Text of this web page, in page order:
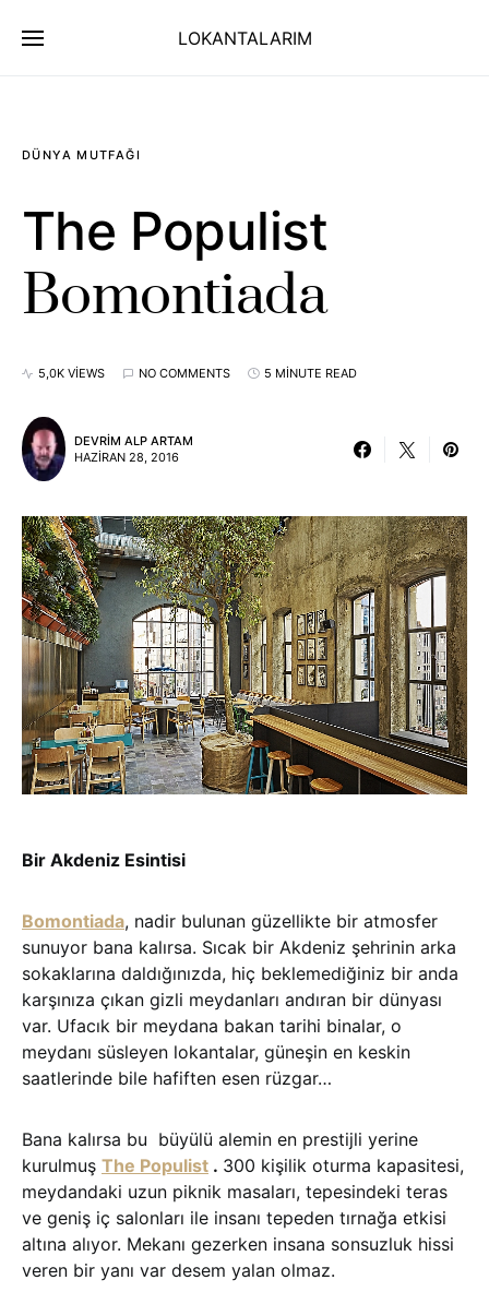
LOKANTALARIM
DÜNYA MUTFAĞI
The Populist
Bomontiada
5,0K VIEWS NO COMMENTS 5 MINUTE READ
DEVRIM ALP ARTAM
HAZIRAN 28, 2016
Bir Akdeniz Esintisi
Bomontiada, nadir bulunan güzellikte bir atmosfer
sunuyor bana kalırsa. Sıcak bir Akdeniz şehrinin arka
sokaklarına daldığınızda, hiç beklemediğiniz bir anda
karşınıza çıkan gizli meydanları andıran bir dünyası
var. Ufacık bir meydana bakan tarihi binalar, o
meydanı süsleyen lokantalar, güneşin en keskin
saatlerinde bile hafiften esen rüzgar…
Bana kalırsa bu büyülü alemin en prestijli yerine
kurulmuş The Populist . 300 kişilik oturma kapasitesi,
meydandaki uzun piknik masaları, tepesindeki teras
ve geniş iç salonları ile insanı tepeden tırnağa etkisi
altına alıyor. Mekanı gezerken insana sonsuzluk hissi
veren bir yanı var desem yalan olmaz.